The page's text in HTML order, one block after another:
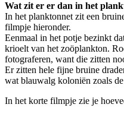
Wat zit er er dan in het
In het planktonnet zit een
filmpje hieronder.
Eenmaal in het potje bezinkt
krioelt van het zoöplankton.
fotograferen, want die zitten
Er zitten hele fijne bruine
wat blauwalg koloniën zoals
In het korte filmpje zie je